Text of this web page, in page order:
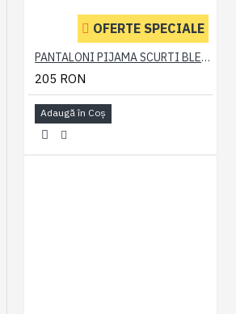
OFERTE SPECIALE
PANTALONI PIJAMA SCURTI BLEUMARIN – PACHET 2 BUCATI - 2XL 3XL 4XL 5XL 6XL
205 RON
Adaugă în Coş